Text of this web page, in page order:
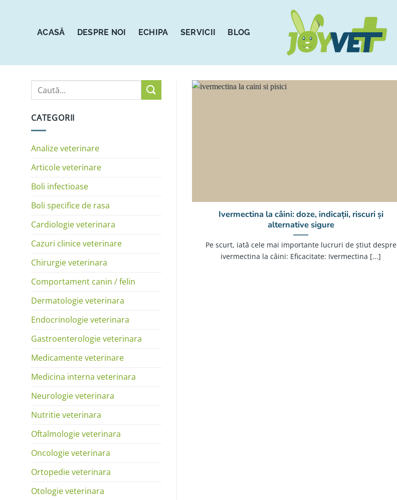
ACASĂ DESPRE NOI ECHIPA SERVICII BLOG
CATEGORII
Analize veterinare
Articole veterinare
Boli infectioase
Boli specifice de rasa
Cardiologie veterinara
Cazuri clinice veterinare
Chirurgie veterinara
Comportament canin / felin
Dermatologie veterinara
Endocrinologie veterinara
Gastroenterologie veterinara
Medicamente veterinare
Medicina interna veterinara
Neurologie veterinara
Nutritie veterinara
Oftalmologie veterinara
Oncologie veterinara
Ortopedie veterinara
Otologie veterinara
Ivermectina la câini: doze, indicații, riscuri și
alternative sigure
Pe scurt, iată cele mai importante lucruri de știut despre
ivermectina la câini: Eficacitate: Ivermectina [...]